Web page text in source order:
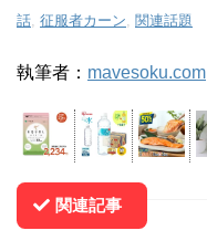
話 征服者カーン 関連話題
執筆者： mavesoku.com
関連記事